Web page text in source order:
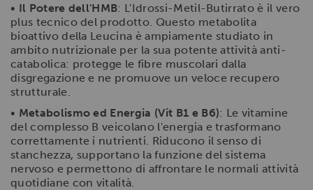
• Il Potere dell'HMB: L'Idrossi-Metil-Butirrato è il vero
plus tecnico del prodotto. Questo metabolita
bioattivo della Leucina è ampiamente studiato in
ambito nutrizionale per la sua potente attività anti-
catabolica: protegge le fibre muscolari dalla
disgregazione e ne promuove un veloce recupero
strutturale.
• Metabolismo ed Energia (Vit B1 e B6): Le vitamine
del complesso B veicolano l'energia e trasformano
correttamente i nutrienti. Riducono il senso di
stanchezza, supportano la funzione del sistema
nervoso e permettono di affrontare le normali attività
quotidiane con vitalità.